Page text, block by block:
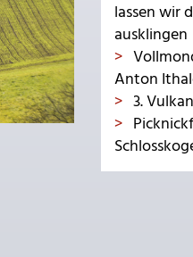
lassen wir
ausklingen
Anton
3.